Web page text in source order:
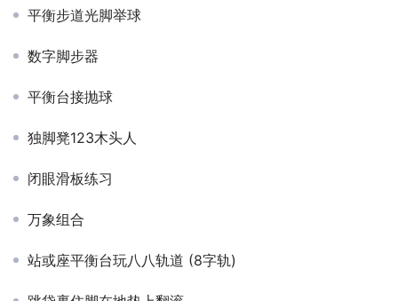
平衡步道光脚举球
数字脚步器
平衡台接抛球
独脚凳123木头人
闭眼滑板练习
万象组合
站或座平衡台玩八八轨道 (8字轨)